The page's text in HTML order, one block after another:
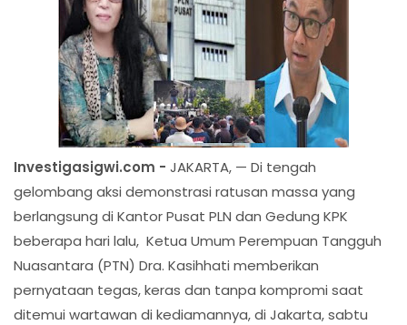
Investigasigwi.com - JAKARTA, — Di tengah
gelombang aksi demonstrasi ratusan massa yang
berlangsung di Kantor Pusat PLN dan Gedung KPK
beberapa hari lalu, Ketua Umum Perempuan Tangguh
Nuasantara (PTN) Dra. Kasihhati memberikan
pernyataan tegas, keras dan tanpa kompromi saat
ditemui wartawan di kediamannya, di Jakarta, sabtu